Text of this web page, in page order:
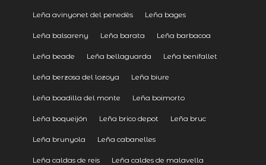
Leña avinyonet del penedès Leña bages
Leña balsareny Leña barata Leña barbacoa
Leña beade Leña bellaguarda Leña benifallet
Leña berzosa del lozoya Leña biure
Leña boadilla del monte Leña boimorto
Leña boqueijón Leña brico depot Leña bruc
Leña brunyola Leña cabanelles
Leña caldas de reis Leña caldes de malavella